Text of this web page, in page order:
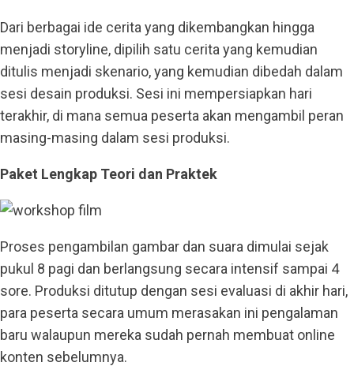
Dari berbagai ide cerita yang dikembangkan hingga
menjadi storyline, dipilih satu cerita yang kemudian
ditulis menjadi skenario, yang kemudian dibedah dalam
sesi desain produksi. Sesi ini mempersiapkan hari
terakhir, di mana semua peserta akan mengambil peran
masing-masing dalam sesi produksi.
Paket Lengkap Teori dan Praktek
Proses pengambilan gambar dan suara dimulai sejak
pukul 8 pagi dan berlangsung secara intensif sampai 4
sore. Produksi ditutup dengan sesi evaluasi di akhir hari,
para peserta secara umum merasakan ini pengalaman
baru walaupun mereka sudah pernah membuat online
konten sebelumnya.